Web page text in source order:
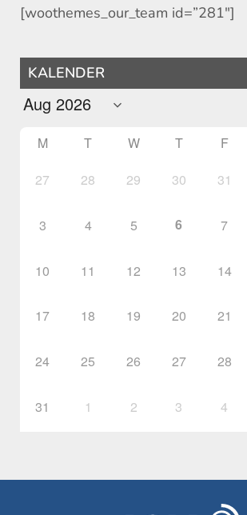
[woothemes_our_team id=”281″]
KALENDER
M T W T F
27 28 29 30 31
3 4 5 6 7
10 11 12 13 14
17 18 19 20 21
24 25 26 27 28
31 1 2 3 4